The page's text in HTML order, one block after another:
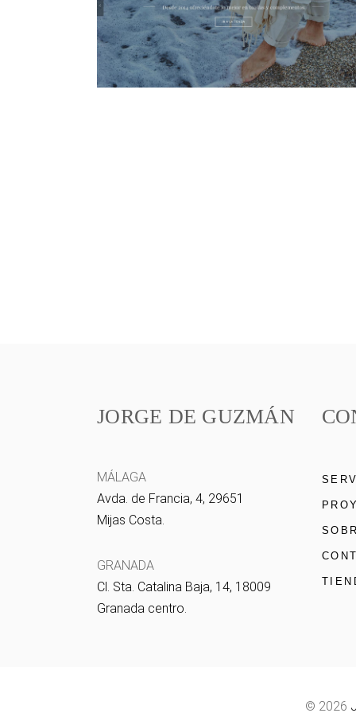
JORGE DE GUZMÁN
MÁLAGA
Avda. de Francia, 4, 29651
Mijas Costa.
GRANADA
Cl. Sta. Catalina Baja, 14, 18009
Granada centro.
© 2026